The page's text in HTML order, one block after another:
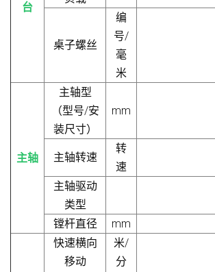
台
桌子螺丝
编
号/
毫
米
主轴
主轴型
（型号/安
装尺寸）
mm
主轴转速
转
速
主轴驱动
类型
镗杆直径 mm
快速横向
移动
米/
分